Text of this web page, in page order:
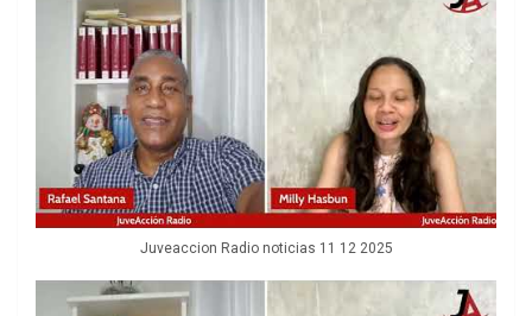
Juveaccion Radio noticias 11 12 2025